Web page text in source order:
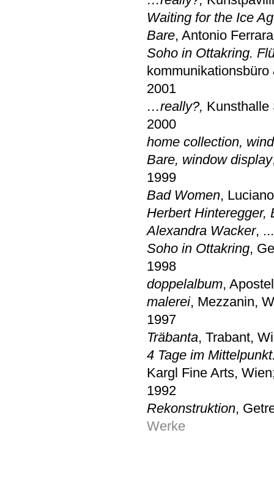
Waiting for the Ice
Bare, Antonio
Soho in Ottakring.
2001
…really?, Kunsthalle
2000
home collection,
Bare, window display
1999
Bad Women,
Herbert Hinteregger,
Alexandra Wacker,
Soho in Ottakring,
1998
doppelalbum,
malerei, Mezzanin,
1997
Träbanta, Trabant,
4 Tage im
Kargl Fine Arts,
1992
Rekonstruktion,
Werke